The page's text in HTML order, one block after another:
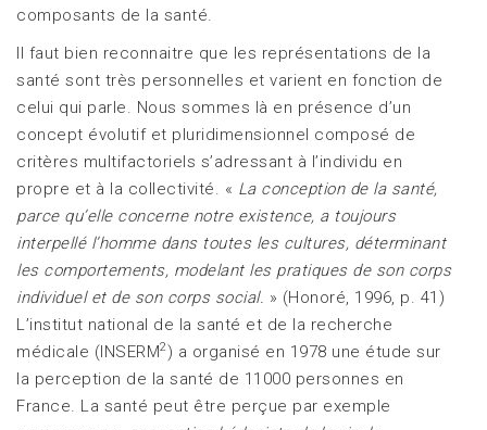
composants de la santé.
Il faut bien reconnaitre que les représentations de la
santé sont très personnelles et varient en fonction de
celui qui parle. Nous sommes là en présence d’un
concept évolutif et pluridimensionnel composé de
critères multifactoriels s’adressant à l’individu en
propre et à la collectivité. « La conception de la santé,
parce qu’elle concerne notre existence, a toujours
interpellé l’homme dans toutes les cultures, déterminant
les comportements, modelant les pratiques de son corps
individuel et de son corps social. » (Honoré, 1996, p. 41)
L’institut national de la santé et de la recherche
médicale (INSERM2) a organisé en 1978 une étude sur
la perception de la santé de 11000 personnes en
France. La santé peut être perçue par exemple